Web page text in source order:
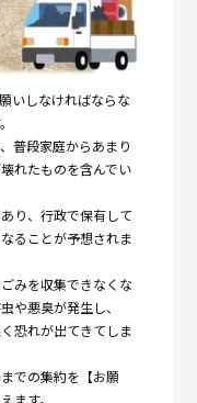
いしなければならな
普段家庭からあまり
れたものを含んでい
り、行政で保有して
ることが予想されま
みを収集できなくな
や悪臭が発生し、
恐れが出てきてしま
での集約を【お願
ます。